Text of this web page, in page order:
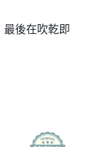
最後在吹乾即